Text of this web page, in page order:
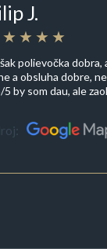
J.
polievočka
a obsluha dobre,
5 by som dau, ale